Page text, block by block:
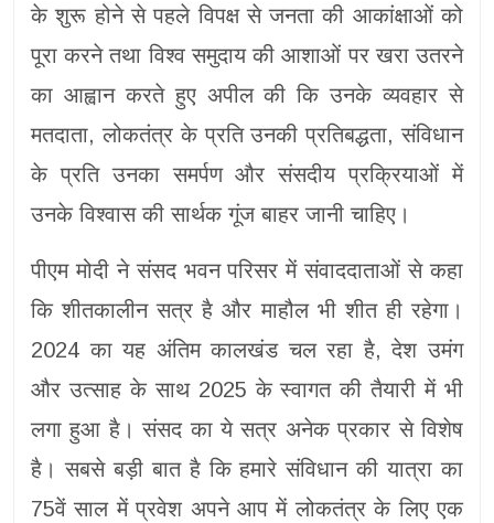
के शुरू होने से पहले विपक्ष से जनता की आकांक्षाओं को
पूरा करने तथा विश्व समुदाय की आशाओं पर खरा उतरने
का आह्वान करते हुए अपील की कि उनके व्यवहार से
मतदाता, लोकतंत्र के प्रति उनकी प्रतिबद्धता, संविधान
के प्रति उनका समर्पण और संसदीय प्रक्रियाओं में
उनके विश्वास की सार्थक गूंज बाहर जानी चाहिए।
पीएम मोदी ने संसद भवन परिसर में संवाददाताओं से कहा
कि शीतकालीन सत्र है और माहौल भी शीत ही रहेगा।
2024 का यह अंतिम कालखंड चल रहा है, देश उमंग
और उत्साह के साथ 2025 के स्वागत की तैयारी में भी
लगा हुआ है। संसद का ये सत्र अनेक प्रकार से विशेष
है। सबसे बड़ी बात है कि हमारे संविधान की यात्रा का
75वें साल में प्रवेश अपने आप में लोकतंत्र के लिए एक